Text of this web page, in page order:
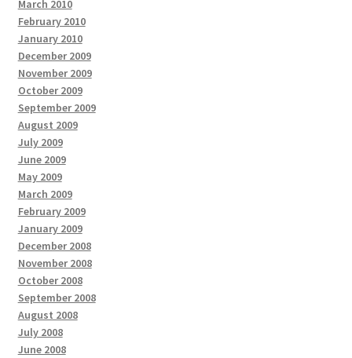
March 2010
February 2010
January 2010
December 2009
November 2009
October 2009
September 2009
August 2009
July 2009
June 2009
May 2009
March 2009
February 2009
January 2009
December 2008
November 2008
October 2008
September 2008
August 2008
July 2008
June 2008